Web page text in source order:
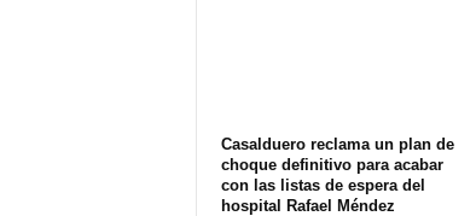
Casalduero reclama un plan de
choque definitivo para acabar
con las listas de espera del
hospital Rafael Méndez